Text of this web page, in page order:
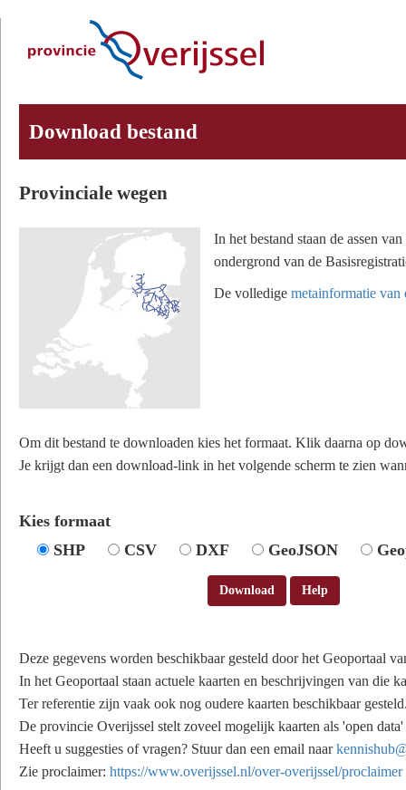
Download bestand
Provinciale wegen
In het bestand staan de assen
ondergrond van de
De volledige metainformatie van
Om dit bestand te downloaden kies het formaat. Klik daarna op
Je krijgt dan een download-link in het volgende scherm te zien
Kies formaat
SHP
CSV DXF GeoJSON
Download Help
Deze gegevens worden beschikbaar gesteld door het Geoportaal
In het Geoportaal staan actuele kaarten en beschrijvingen van die
Ter referentie zijn vaak ook nog oudere kaarten beschikbaar
De provincie Overijssel stelt zoveel mogelijk kaarten als 'open
Heeft u suggesties of vragen? Stuur dan een email naar
Zie proclaimer: https://www.overijssel.nl/over-overijssel/proclaimer